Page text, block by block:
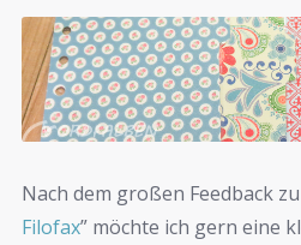
Nach dem großen Feedback
Filofax” möchte ich gern eine